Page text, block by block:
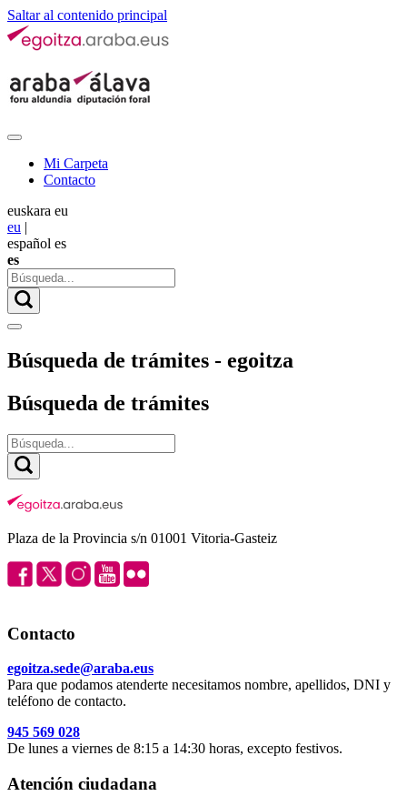
Saltar al contenido principal
Mi Carpeta
Contacto
euskara eu
eu |
español es
es
Búsqueda de trámites - egoitza
Búsqueda de trámites
Plaza de la Provincia s/n 01001 Vitoria-Gasteiz
Contacto
egoitza.sede@araba.eus
Para que podamos atenderte necesitamos nombre, apellidos, DNI y
teléfono de contacto.
945 569 028
De lunes a viernes de 8:15 a 14:30 horas, excepto festivos.
Atención ciudadana